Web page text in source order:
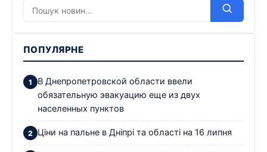
ПОПУЛЯРНЕ
В Днепропетровской области ввели
обязательную эвакуацию еще из двух
населенных пунктов
Ціни на пальне в Дніпрі та області на 16 липня